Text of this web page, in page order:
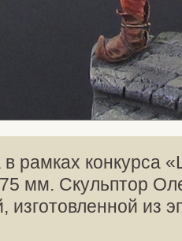
в рамках конкурса
мм. Скульптор
изготовленной из